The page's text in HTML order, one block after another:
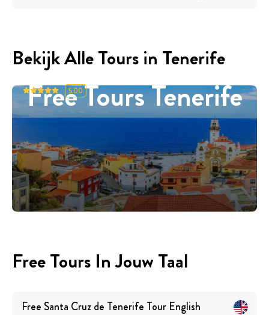
Bekijk Alle Tours in Tenerife
Free Tours Tenerife
5.00
Free Tours In Jouw Taal
Free Santa Cruz de Tenerife Tour English